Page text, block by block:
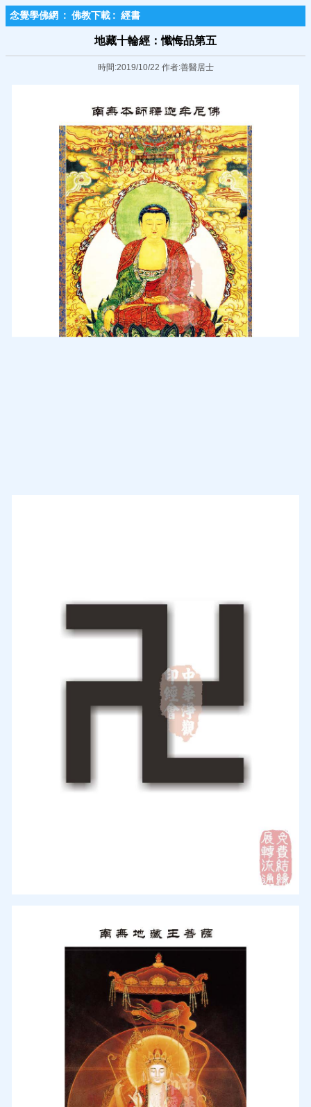
念覺學佛網 : 佛教下載 : 經書
地藏十輪經：懺悔品第五
時間:2019/10/22 作者:善醫居士